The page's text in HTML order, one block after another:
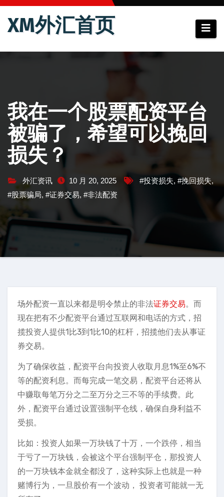
跳
XM外汇首页
我在一个股票配资平台
被骗了，希望可以挽回
损失？
外汇资讯 10 月 20, 2025 #投资损失, #挽回损失,
#股票骗局, #证券交易, #非法配资
场外配资一直以来都是明令禁止的非法证券交易。而
现在把有不少配资平台通过互联网和电话的方式，招
揽投资人提供1比3到1比10的杠杆，招揽他们去从事证
券交易。
为了确保收益，配资平台向投资人收取月息1%至6%不
等的配资利息。而每完成一笔交易，配资平台还将从
中赚取每笔万分之二至万分之三不等的手续费。此
外，配资平台通过设置强制平仓线，确保自身利益不
受损。
比如：投资人如果一万块钱了十万，一个跌停，相当
于亏了一万块钱，会被这个平台强制平仓，那投资人
的一万块钱本金就全都没了，这种实际上也就是一种
赌博行为，一旦股价有一个波动， 投资者可能就一无